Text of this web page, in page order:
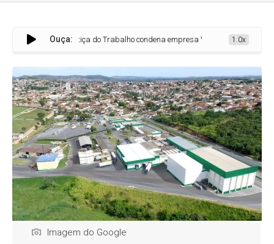
Ouça:
Justiça do Trabalho condena empresa Vibra, em Sete Lagoas, por
1.0x
Imagem do Google